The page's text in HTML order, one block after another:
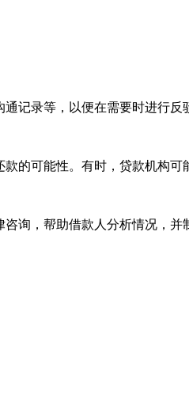
记录等，以便在需要时进行反
的可能性。有时，贷款机构
询，帮助借款人分析情况，并